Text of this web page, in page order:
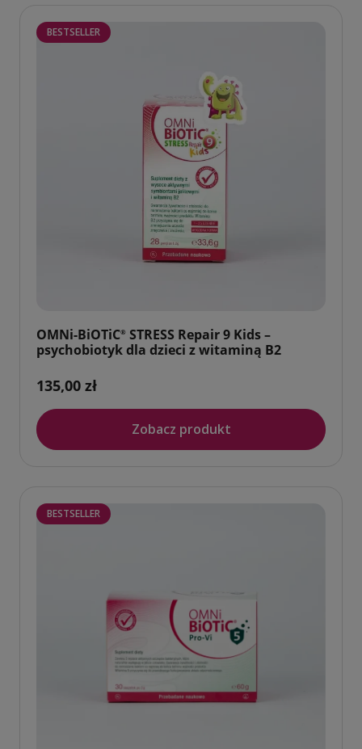
OMNi-BiOTiC® STRESS Repair 9 Kids –
psychobiotyk dla dzieci z witaminą B2
BESTSELLER
135,00 zł
Zobacz produkt
BESTSELLER